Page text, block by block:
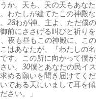
か。天も、天の天もあなた
わたしが建てたこの神殿な
28わが神、主よ、ただ僕の
前にささげる叫びと祈りを
夜も昼もこの神殿に、この
はあなたが、『わたしの名
す。この所に向かって僕が
い。30僕とあなたの民イス
める願いを聞き届けてくだ
である天にいまして耳を傾
さい。」